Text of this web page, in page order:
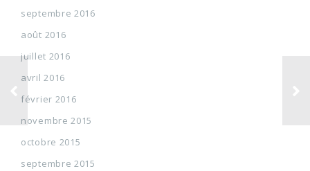
septembre 2016
août 2016
juillet 2016
avril 2016
février 2016
novembre 2015
octobre 2015
septembre 2015